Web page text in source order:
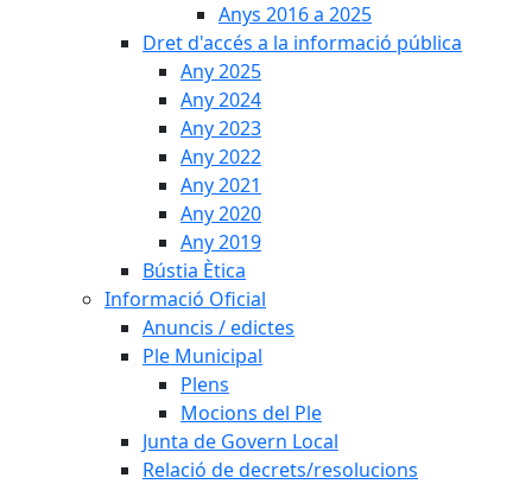
Anys 2016 a 2025
Dret d'accés a la informació pública
Any 2025
Any 2024
Any 2023
Any 2022
Any 2021
Any 2020
Any 2019
Bústia Ètica
Informació Oficial
Anuncis / edictes
Ple Municipal
Plens
Mocions del Ple
Junta de Govern Local
Relació de decrets/resolucions